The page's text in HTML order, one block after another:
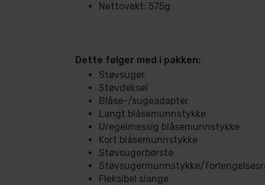
Nettovekt: 575g
Dette følger med i pakken:
Støvsuger
Støvdeksel
Blåse-/sugeadapter
Langt blåsemunnstykke
Uregelmessig blåsemunnstykke
Kort blåsemunnstykke
Støvsugerbørste
Støvsugermunnstykke/
Fleksibel slange